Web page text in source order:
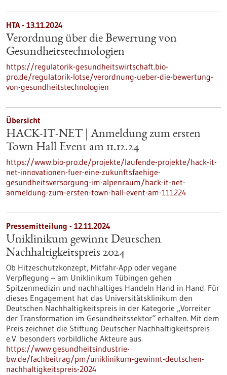
HTA - 13.11.2024
Verordnung über die Bewertung von
Gesundheitstechnologien
https://regulatorik-gesundheitswirtschaft.bio-
pro.de/regulatorik-lotse/verordnung-ueber-die-bewertung-
von-gesundheitstechnologien
Übersicht
HACK-IT-NET | Anmeldung zum ersten
Town Hall Event am 11.12.24
https://www.bio-pro.de/projekte/laufende-projekte/hack-it-
net-innovationen-fuer-eine-zukunftsfaehige-
gesundheitsversorgung-im-alpenraum/hack-it-net-
anmeldung-zum-ersten-town-hall-event-am-111224
Pressemitteilung - 12.11.2024
Uniklinikum gewinnt Deutschen
Nachhaltigkeitspreis 2024
Ob Hitzeschutzkonzept, Mitfahr-App oder vegane
Verpflegung – am Uniklinikum Tübingen gehen
Spitzenmedizin und nachhaltiges Handeln Hand in Hand. Für
dieses Engagement hat das Universitätsklinikum den
Deutschen Nachhaltigkeitspreis in der Kategorie „Vorreiter
der Transformation im Gesundheitssektor“ erhalten. Mit dem
Preis zeichnet die Stiftung Deutscher Nachhaltigkeitspreis
e.V. besonders vorbildliche Akteure aus.
https://www.gesundheitsindustrie-
bw.de/fachbeitrag/pm/uniklinikum-gewinnt-deutschen-
nachhaltigkeitspreis-2024